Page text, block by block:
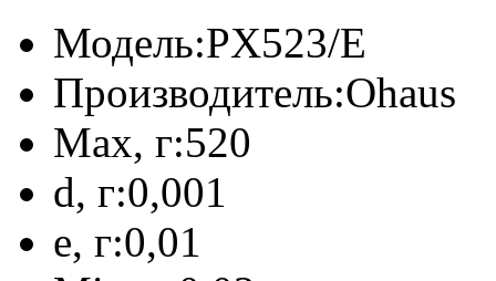
Модель:PX523/E
Производитель:Ohaus
Max, г:520
d, г:0,001
e, г:0,01